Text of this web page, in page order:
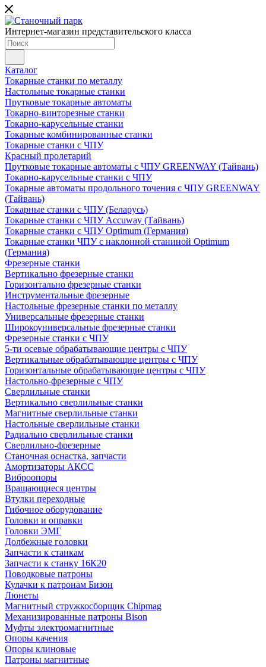
Интернет-магазин представительского класса
Каталог
Токарные станки по металлу
Настольные токарные станки
Прутковые токарные автоматы
Токарно-винторезные станки
Токарно-карусельные станки
Токарные комбинированные станки
Токарные станки с ЧПУ
Красный пролетарий
Прутковые токарные автоматы с ЧПУ GREENWAY (Тайвань)
Токарно-карусельные станки с ЧПУ
Токарные автоматы продольного точения с ЧПУ GREENWAY
(Тайвань)
Токарные станки с ЧПУ (Беларусь)
Токарные станки с ЧПУ Accuway (Тайвань)
Токарные станки с ЧПУ Optimum (Германия)
Токарные станки ЧПУ с наклонной станиной Optimum
(Германия)
Фрезерные станки
Вертикально фрезерные станки
Горизонтально фрезерные станки
Инструментальные фрезерные
Настольные фрезерные станки по металлу
Универсальные фрезерные станки
Широкоуниверсальные фрезерные станки
Фрезерные станки с ЧПУ
5-ти осевые обрабатывающие центры с ЧПУ
Вертикальные обрабатывающие центры с ЧПУ
Горизонтальные обрабатывающие центры с ЧПУ
Настольно-фрезерные с ЧПУ
Сверлильные станки
Вертикально сверлильные станки
Магнитные сверлильные станки
Настольные сверлильные станки
Радиально сверлильные станки
Сверлильно-фрезерные
Станочная оснастка, запчасти
Амортизаторы АКСС
Виброопоры
Вращающиеся центры
Втулки переходные
Гибочное оборудование
Головки и оправки
Головки ЭМГ
Долбежные головки
Запчасти к станкам
Запчасти к станку 16К20
Поводковые патроны
Кулачки к патронам Бизон
Люнеты
Магнитный стружкосборщик Chipmag
Механизированные патроны Bison
Муфты электромагнитные
Опоры качения
Опоры клиновые
Патроны магнитные